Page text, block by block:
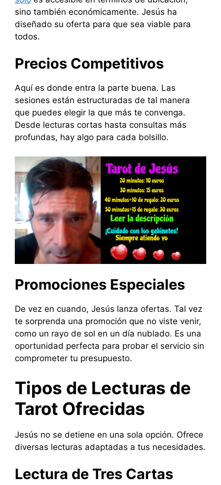
sino también económicamente. Jesús ha
diseñado su oferta para que sea viable para
todos.
Precios Competitivos
Aquí es donde entra la parte buena. Las
sesiones están estructuradas de tal manera
que puedes elegir la que más te convenga.
Desde lecturas cortas hasta consultas más
profundas, hay algo para cada bolsillo.
Promociones Especiales
De vez en cuando, Jesús lanza ofertas. Tal vez
te sorprenda una promoción que no viste venir,
como un rayo de sol en un día nublado. Es una
oportunidad perfecta para probar el servicio sin
comprometer tu presupuesto.
Tipos de Lecturas de
Tarot Ofrecidas
Jesús no se detiene en una sola opción. Ofrece
diversas lecturas adaptadas a tus necesidades.
Lectura de Tres Cartas